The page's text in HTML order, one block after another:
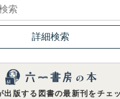
詳細検索
出版する図書の最新刊をチェ